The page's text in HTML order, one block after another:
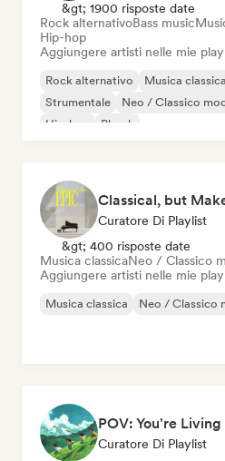
&gt; 1900 risposte date
Rock alternativoBass music
Hip-hop
Aggiungere artisti nelle mie
Rock alternativo Musica classica
Strumentale
Neo / Classico
Hip-hop
Phonk
Classical, but
Curatore Di Playlist
&gt; 400 risposte date
Musica classicaNeo / Classico
Aggiungere artisti nelle mie
Musica classica Neo / Classico
Curatore Di Playlist